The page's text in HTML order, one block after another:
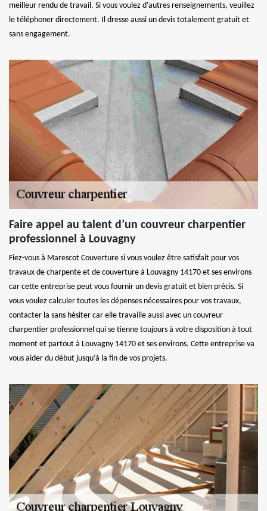
meilleur rendu de travail. Si vous voulez d'autres renseignements, veuillez
le téléphoner directement. Il dresse aussi un devis totalement gratuit et
sans engagement.
Faire appel au talent d’un couvreur charpentier
professionnel à Louvagny
Fiez-vous à Marescot Couverture si vous voulez être satisfait pour vos
travaux de charpente et de couverture à Louvagny 14170 et ses environs
car cette entreprise peut vous fournir un devis gratuit et bien précis. Si
vous voulez calculer toutes les dépenses nécessaires pour vos travaux,
contacter la sans hésiter car elle travaille aussi avec un couvreur
charpentier professionnel qui se tienne toujours à votre disposition à tout
moment et partout à Louvagny 14170 et ses environs. Cette entreprise va
vous aider du début jusqu’à la fin de vos projets.